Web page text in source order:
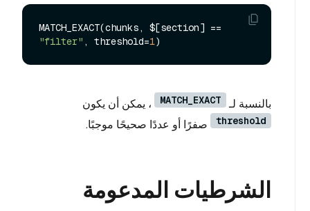
"filter" , threshold=1
بالنسبة لـ MATCH_EXACT ، يمكن أن يكون
threshold صفرًا أو عددًا صحيحًا موجبًا.
الشرطيات المدعومة